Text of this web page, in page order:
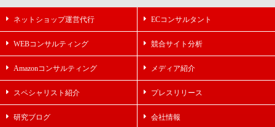
ネットショップ運営代行 ECコンサルタント
WEBコンサルティング 競合サイト分析
Amazonコンサルティング メディア紹介
スペシャリスト紹介 プレスリリース
研究ブログ 会社情報